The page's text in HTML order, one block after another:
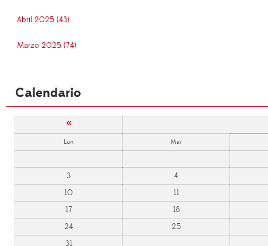
Abril 2025 (43)
Marzo 2025 (74)
Calendario
«
Lun Mar
3
4
10
11
17
18
24
25
31